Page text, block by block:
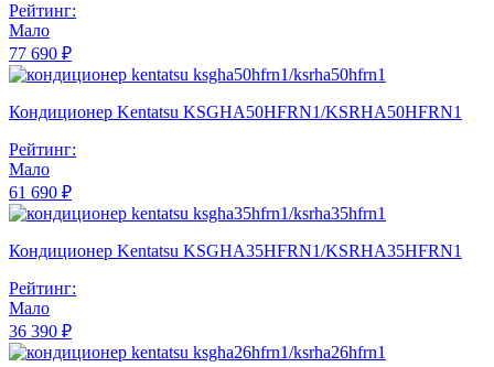
Рейтинг:
Мало
77 690 ₽
Кондиционер Kentatsu KSGHA50HFRN1/KSRHA50HFRN1
Рейтинг:
Мало
61 690 ₽
Кондиционер Kentatsu KSGHA35HFRN1/KSRHA35HFRN1
Рейтинг:
Мало
36 390 ₽